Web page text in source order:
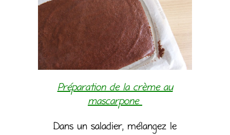
Préparation de la crème au
mascarpone
Dans un saladier, mélangez le